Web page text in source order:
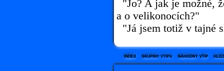
"Jo? A jak je možné,
a o velikonocích?"
"Já jsem totiž v tajné